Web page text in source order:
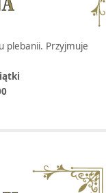
plebanii. Przyjmuje